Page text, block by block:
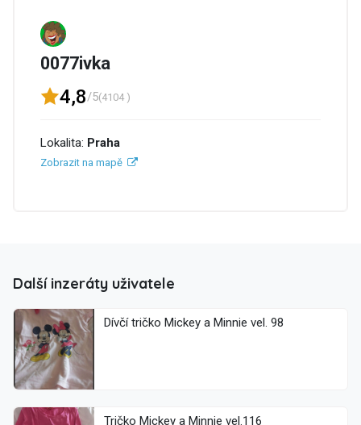
0077ivka
4,8/5(4104 )
Lokalita: Praha
Zobrazit na mapě
Další inzeráty uživatele
Dívčí tričko Mickey a Minnie vel. 98
Tričko Mickey a Minnie vel.116